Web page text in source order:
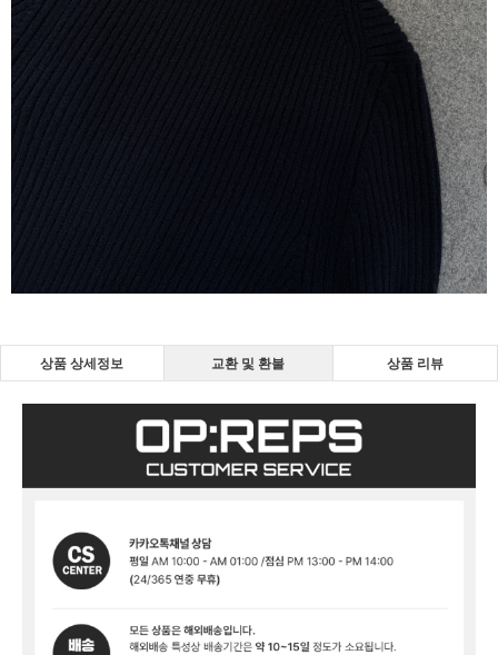
상품 상세정보 교환 및 환불 상품 리뷰